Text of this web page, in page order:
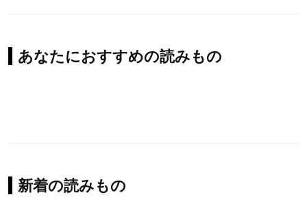
あなたにおすすめの読みもの
新着の読みもの